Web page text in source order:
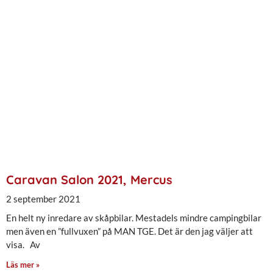
Caravan Salon 2021, Mercus
2 september 2021
En helt ny inredare av skåpbilar. Mestadels mindre campingbilar
men även en ”fullvuxen” på MAN TGE. Det är den jag väljer att
visa. Av
Läs mer »